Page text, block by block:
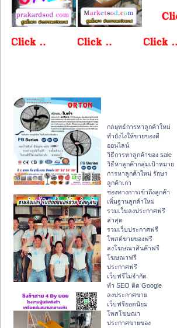
กลยุทธ์การหาลูกค้าใหม่
ทํายังไงให้ขายของดี
ออนไลน์
วิธีการหาลูกค้าของ sale
วิธีหาลูกค้ากลุ่มเป้าหมาย
การหาลูกค้าใหม่ รักษา
ลูกค้าเก่า
ช่องทางการเข้าถึงลูกค้า
เพิ่มฐานลูกค้าใหม่
รวมเว็บลงประกาศฟรี
ล่าสุด
รวมเว็บประกาศฟรี
โพสต์ขายของฟรี
ลงโฆษณาสินค้าฟรี
โฆษณาฟรี
ประกาศฟรี
เว็บฟรีไม่จำกัด
ทำ SEO ติด Google
ลงประกาศขาย
เว็บฟรียอดนิยม
โพสโฆษณา
ประกาศขายของ